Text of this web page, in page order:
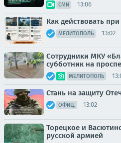
СМИ 13:06
Как действовать
МЕЛИТОПОЛЬ 13:02
Сотрудники МКУ
субботник на
МЕЛИТОПОЛЬ
Стань на защиту
ОФИЦ. 13:02
Торецкое и
русской армией